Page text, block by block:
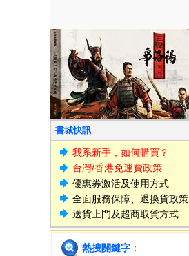
書城快訊
我系新手，如何購買？
台灣/香港免運費政策
優惠券激活及使用方式
全面服務保障、退換貨政策
送貨上門及超商取貨方式
熱搜關鍵字 ：